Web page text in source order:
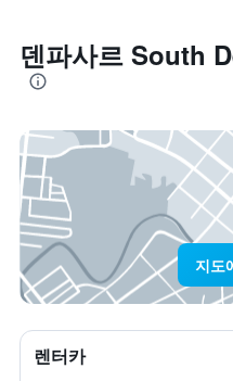
덴파사르 South
지도
렌터카